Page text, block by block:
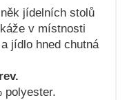
jídelních stolů
v místnosti
jídlo hned chutná
polyester.